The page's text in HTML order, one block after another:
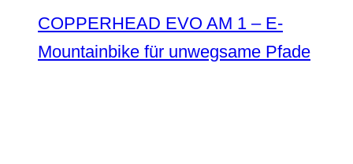
COPPERHEAD EVO AM 1 – E-
Mountainbike für unwegsame Pfade